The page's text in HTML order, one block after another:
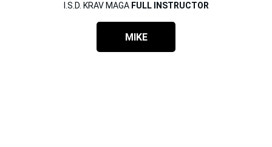
I.S.D. KRAV MAGA FULL INSTRUCTOR
MIKE